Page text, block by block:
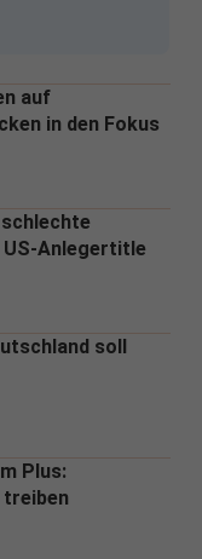
auf
in den Fokus
Anlegertitle
soll
Plus: